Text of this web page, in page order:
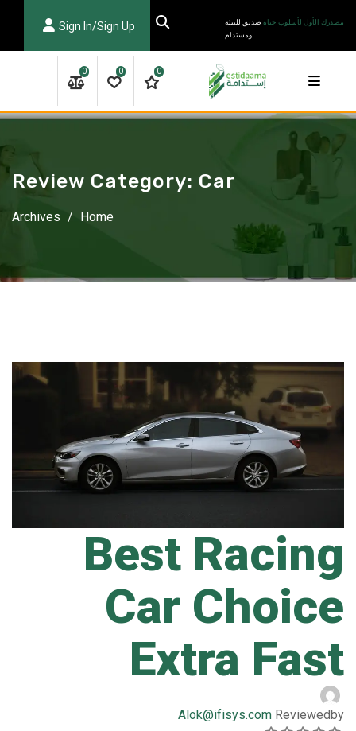
مصدرك الأول لأسلوب حياة صديق للبيئة
ومستدام
Sign In/Sign Up
0
0
0
Review Category: Car
Home
/
Archives
Best Racing
Car Choice
Extra Fast
Reviewedby
Alok@ifisys.com